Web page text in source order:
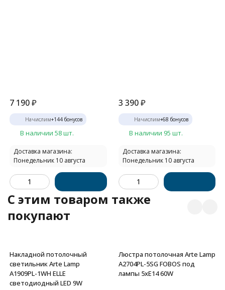
7 190₽
Начислим+144 бонусов
В наличии 58 шт.
Доставка магазина:
Понедельник 10 августа
3 390 ₽
Начислим+68 бонусов
В наличии 95 шт.
Доставка магазина:
Понедельник 10 августа
C этим товаром также
покупают
Накладной потолочный
светильник Arte Lamp
A1909PL-1WH ELLE
светодиодный LED 9W
Люстра потолочная Arte Lamp
A2704PL-5SG FOBOS под
лампы 5xE14 60W